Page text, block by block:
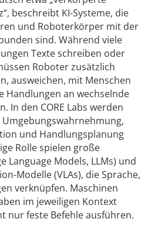
beschreibt KI-Systeme, die
und Roboterkörper mit der
sind. Während viele
Texte schreiben oder
Roboter zusätzlich
ausweichen, mit Menschen
Handlungen an wechselnde
In den CORE Labs werden
und Handlungsplanung
Rolle spielen große
Language Models, LLMs) und
Modelle (VLAs), die Sprache,
verknüpfen. Maschinen
im jeweiligen Kontext
nur feste Befehle ausführen.